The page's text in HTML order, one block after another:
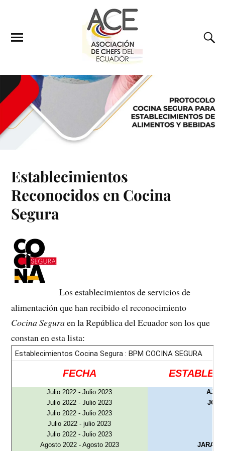
Establecimientos
Reconocidos en Cocina
Segura
Los establecimientos de servicios de
alimentación que han recibido el reconocimiento
Cocina Seguraen la República del Ecuador son los que
constan en esta lista: